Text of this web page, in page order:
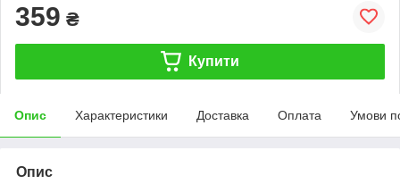
359 ₴
Купити
Опис Характеристики Доставка Оплата Умови
Опис